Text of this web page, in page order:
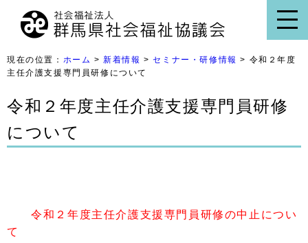
現在の位置： ホーム >新着情報 >セミナー・研修情報 > 令和２年度
主任介護支援専門員研修について
令和２年度主任介護支援専門員研修
について
令和２年度主任介護支援専門員研修の中止につい
て